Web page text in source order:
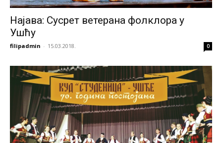
Најава: Сусрет ветерана фолклора у
Ушћу
filipadmin - 15.03.2018. 0